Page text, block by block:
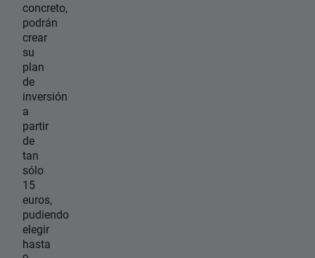
concreto,
podrán
crear
su
plan
de
inversión
a
partir
de
tan
sólo
15
euros,
pudiendo
elegir
hasta